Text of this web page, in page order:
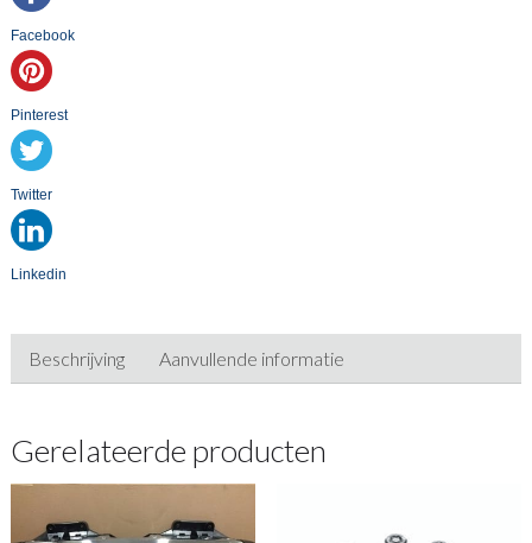
Facebook
Pinterest
Twitter
Linkedin
Beschrijving Aanvullende informatie
Gerelateerde producten